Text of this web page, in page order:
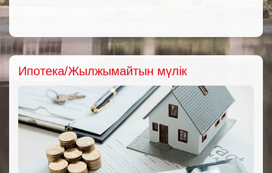
Ипотека/Жылжымайтын мүлік